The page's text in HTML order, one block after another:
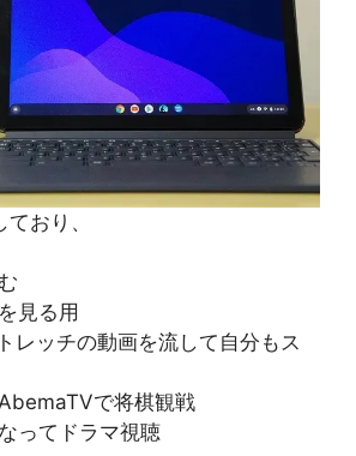
おり、
見る用
レッチの動画を流して自分もス
で将棋観戦
ってドラマ視聴